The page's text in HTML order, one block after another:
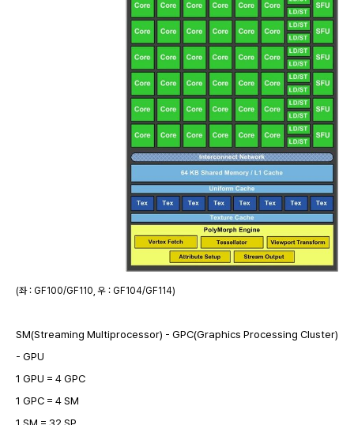
(좌 : GF100/GF110, 우 : GF104/GF114)
SM(Streaming Multiprocessor) - GPC(Graphics Processing Cluster)
- GPU
1 GPU = 4 GPC
1 GPC = 4 SM